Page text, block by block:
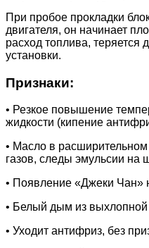
При пробое прокладки
двигателя, он начинает
расход топлива,
установки.
Признаки:
• Резкое повышение
жидкости (кипение
• Масло в
газов, следы эмульсии на
• Появление «Джеки Чан»
• Белый дым из выхлопной
• Уходит антифриз, без